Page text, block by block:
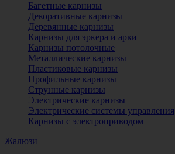
Багетные карнизы
Декоративные карнизы
Деревянные карнизы
Карнизы для эркера и арки
Карнизы потолочные
Металлические карнизы
Пластиковые карнизы
Профильные карнизы
Струнные карнизы
Электрические карнизы
Электрические системы управления
Карнизы с электроприводом
Жалюзи